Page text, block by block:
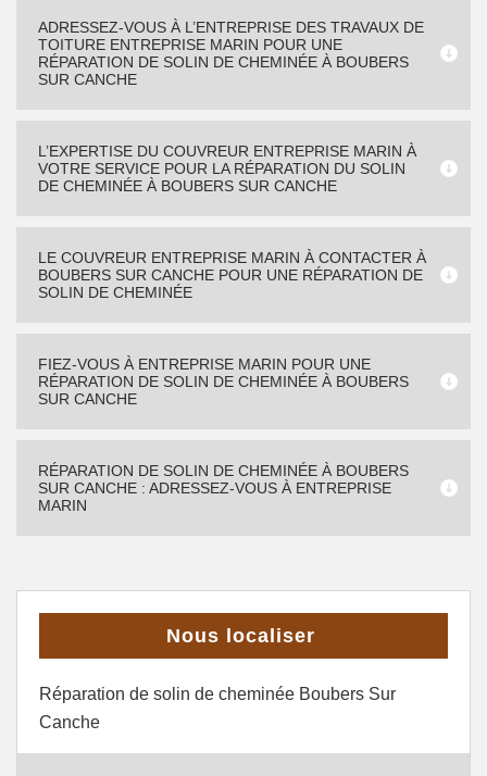
ADRESSEZ-VOUS À L’ENTREPRISE DES TRAVAUX DE
TOITURE ENTREPRISE MARIN POUR UNE
RÉPARATION DE SOLIN DE CHEMINÉE À BOUBERS
SUR CANCHE
L’EXPERTISE DU COUVREUR ENTREPRISE MARIN À
VOTRE SERVICE POUR LA RÉPARATION DU SOLIN
DE CHEMINÉE À BOUBERS SUR CANCHE
LE COUVREUR ENTREPRISE MARIN À CONTACTER À
BOUBERS SUR CANCHE POUR UNE RÉPARATION DE
SOLIN DE CHEMINÉE
FIEZ-VOUS À ENTREPRISE MARIN POUR UNE
RÉPARATION DE SOLIN DE CHEMINÉE À BOUBERS
SUR CANCHE
RÉPARATION DE SOLIN DE CHEMINÉE À BOUBERS
SUR CANCHE : ADRESSEZ-VOUS À ENTREPRISE
MARIN
Nous localiser
Réparation de solin de cheminée Boubers Sur
Canche